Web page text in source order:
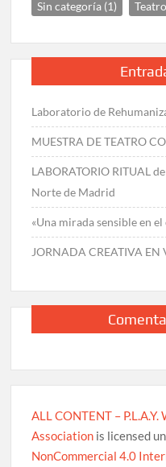
Sin categoría (1) Teatro
Laboratorio de
MUESTRA DE TEATRO
LABORATORIO RITUAL
Norte de Madrid
«Una mirada sensible en
JORNADA CREATIVA
ALL CONTENT – P.L.A.Y.
Association is licensed
NonCommercial 4.0